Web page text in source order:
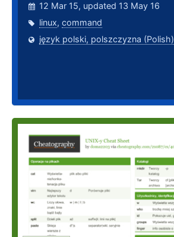
12 Mar 15, updated 13 May 16
linux, command
język polski, polszczyzna (Polish)